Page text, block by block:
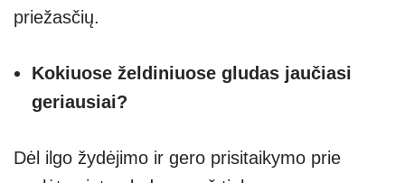
priežasčių.
Kokiuose želdiniuose gludas jaučiasi
geriausiai?
Dėl ilgo žydėjimo ir gero prisitaikymo prie